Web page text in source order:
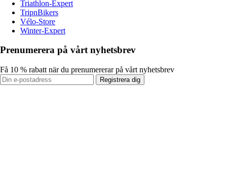
Triathlon-Expert
TripnBikers
Vélo-Store
Winter-Expert
Prenumerera på vårt nyhetsbrev
Få 10 % rabatt när du prenumererar på vårt nyhetsbrev
Registrera dig